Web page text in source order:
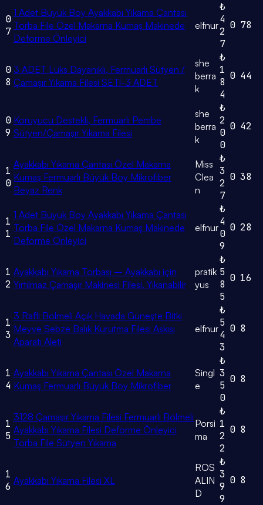
0
7
1 Adet Büyük Boy Ayakkabı Yıkama Çantası
Torba File Özel Makarna Kumaş Makinede
Deforme Önleyici
elfnur
₺
4
2
7
0 78
0
8
3 ADET Lüks Dayanıklı, Fermuarlı Sütyen /
Çamaşır Yıkama Filesi SETİ-3 ADET
she
berra
k
₺
1
8
4
0 44
0
9
Koruyucu Destekli, Fermuarlı Pembe
Sütyen/Çamaşır Yıkama Filesi
she
berra
k
₺
2
0
0
0 42
1
0
Ayakkabı Yıkama Çantası Özel Makarna
Kumaş Fermuarlı Büyük Boy Mikrofiber
Beyaz Renk
Miss
Clea
n
₺
3
2
7
0 38
1
1
1 Adet Büyük Boy Ayakkabı Yıkama Çantası
Torba File Özel Makarna Kumaş Makinede
Deforme Önleyici
elfnur
₺
4
0
9
0 28
1
2
Ayakkabı Yıkama Torbası – Ayakkabı için
Yırtılmaz Çamaşır Makinesi Filesi, Yıkanabilir
pratik
yus
₺
5
8
5
0 16
1
3
3 Raflı Bölmeli Açık Havada Güneşte Bitki
Meyve Sebze Balık Kurutma Filesi Askısı
Aparatı Aleti
elfnur
₺
5
4
3
0 8
1
4
Ayakkabı Yıkama Çantası Özel Makarna
Kumaş Fermuarlı Büyük Boy Mikrofiber
Singl
e
₺
3
5
0
0 8
1
5
3128 Çamaşır Yıkama Filesi Fermuarlı Bölmeli
Ayakkabı Yıkama Filesi Deforme Önleyici
Torba File Sütyen Yıkama
Porsi
ma
₺
1
2
2
0 8
1
6 Ayakkabı Yıkama Filesi XL
ROS
ALIN
D
₺
3
9
9
0 8